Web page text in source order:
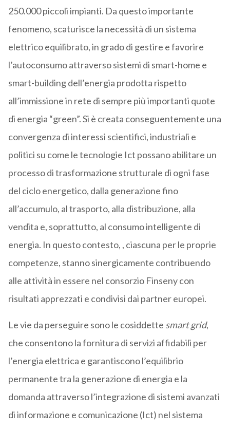
250.000 piccoli impianti. Da questo importante
fenomeno, scaturisce la necessità di un sistema
elettrico equilibrato, in grado di gestire e favorire
l’autoconsumo attraverso sistemi di smart-home e
smart-building dell’energia prodotta rispetto
all’immissione in rete di sempre più importanti quote
di energia “green”. Si è creata conseguentemente una
convergenza di interessi scientifici, industriali e
politici su come le tecnologie Ict possano abilitare un
processo di trasformazione strutturale di ogni fase
del ciclo energetico, dalla generazione fino
all’accumulo, al trasporto, alla distribuzione, alla
vendita e, soprattutto, al consumo intelligente di
energia. In questo contesto, , ciascuna per le proprie
competenze, stanno sinergicamente contribuendo
alle attività in essere nel consorzio Finseny con
risultati apprezzati e condivisi dai partner europei.
Le vie da perseguire sono le cosiddette smart grid,
che consentono la fornitura di servizi affidabili per
l’energia elettrica e garantiscono l’equilibrio
permanente tra la generazione di energia e la
domanda attraverso l’integrazione di sistemi avanzati
di informazione e comunicazione (Ict) nel sistema